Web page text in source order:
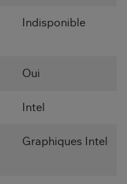
Indisponible
Oui
Intel
Graphiques Intel